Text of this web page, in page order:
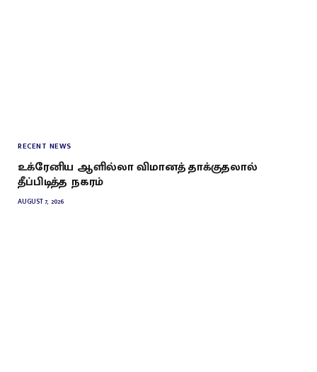
RECENT NEWS
உக்ரேனிய ஆளில்லா விமானத் தாக்குதலால்
தீப்பிடித்த நகரம்
AUGUST 7, 2026